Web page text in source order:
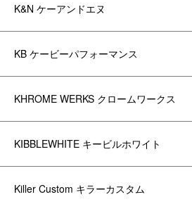
K&N ケーアンドエヌ
KB ケービーパフォーマンス
KHROME WERKS クロームワークス
KIBBLEWHITE キービルホワイト
Killer Custom キラーカスタム